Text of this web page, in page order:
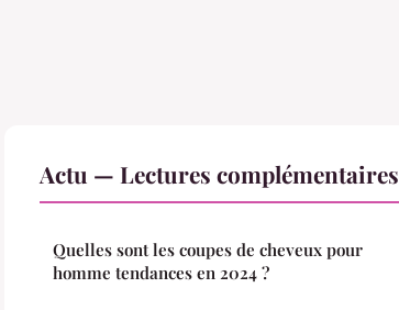
Actu — Lectures complémentaires
Quelles sont les coupes de cheveux pour
homme tendances en 2024 ?